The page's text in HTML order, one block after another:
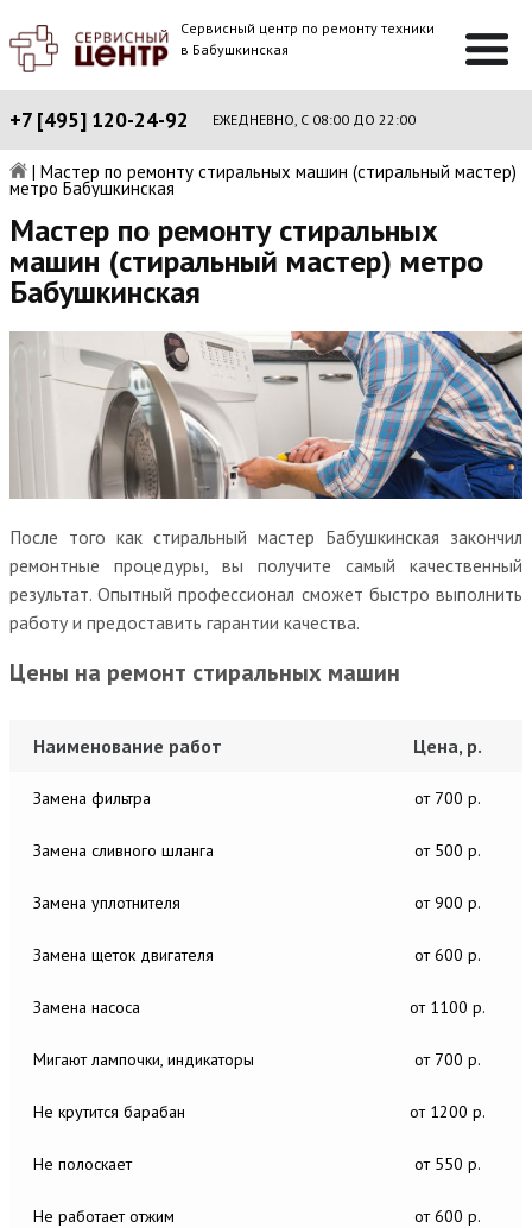
Сервисный центр по ремонту техники
в Бабушкинская
+7 [495] 120-24-92 ЕЖЕДНЕВНО, С 08:00 ДО 22:00
| Мастер по ремонту стиральных машин (стиральный мастер)
метро Бабушкинская
Мастер по ремонту стиральных
машин (стиральный мастер) метро
Бабушкинская
После того как стиральный мастер Бабушкинская закончил
ремонтные процедуры, вы получите самый качественный
результат. Опытный профессионал сможет быстро выполнить
работу и предоставить гарантии качества.
Цены на ремонт стиральных машин
Наименование работ Цена, р.
Замена фильтра от 700 р.
Замена сливного шланга от 500 р.
Замена уплотнителя от 900 р.
Замена щеток двигателя от 600 р.
Замена насоса от 1100 р.
Мигают лампочки, индикаторы от 700 р.
Не крутится барабан от 1200 р.
Не полоскает от 550 р.
Не работает отжим от 600 р.